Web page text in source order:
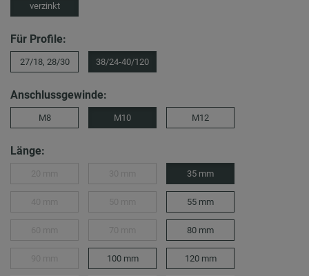
verzinkt
Für Profile:
27/18, 28/30 38/24-40/120
Anschlussgewinde:
M8 M10 M12
Länge:
35 mm
55 mm
80 mm
100 mm 120 mm